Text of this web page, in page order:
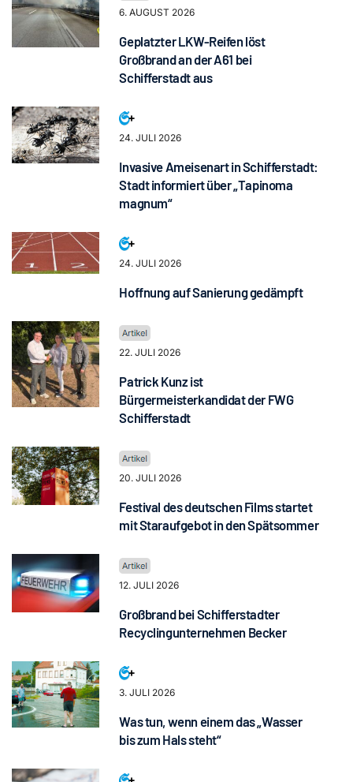
6. AUGUST 2026
Geplatzter LKW-Reifen löst
Großbrand an der A61 bei
Schifferstadt aus
24. JULI 2026
Invasive Ameisenart in Schifferstadt:
Stadt informiert über „Tapinoma
magnum“
24. JULI 2026
Hoffnung auf Sanierung gedämpft
22. JULI 2026
Patrick Kunz ist
Bürgermeisterkandidat der FWG
Schifferstadt
20. JULI 2026
Festival des deutschen Films startet
mit Staraufgebot in den Spätsommer
12. JULI 2026
Großbrand bei Schifferstadter
Recyclingunternehmen Becker
3. JULI 2026
Was tun, wenn einem das „Wasser
bis zum Hals steht“